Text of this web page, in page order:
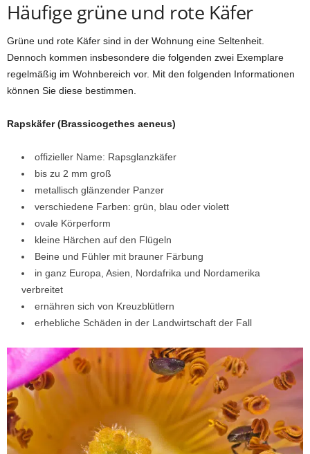
Häufige grüne und rote Käfer
Grüne und rote Käfer sind in der Wohnung eine Seltenheit.
Dennoch kommen insbesondere die folgenden zwei Exemplare
regelmäßig im Wohnbereich vor. Mit den folgenden Informationen
können Sie diese bestimmen.
Rapskäfer (Brassicogethes aeneus)
offizieller Name: Rapsglanzkäfer
bis zu 2 mm groß
metallisch glänzender Panzer
verschiedene Farben: grün, blau oder violett
ovale Körperform
kleine Härchen auf den Flügeln
Beine und Fühler mit brauner Färbung
in ganz Europa, Asien, Nordafrika und Nordamerika
verbreitet
ernähren sich von Kreuzblütlern
erhebliche Schäden in der Landwirtschaft der Fall